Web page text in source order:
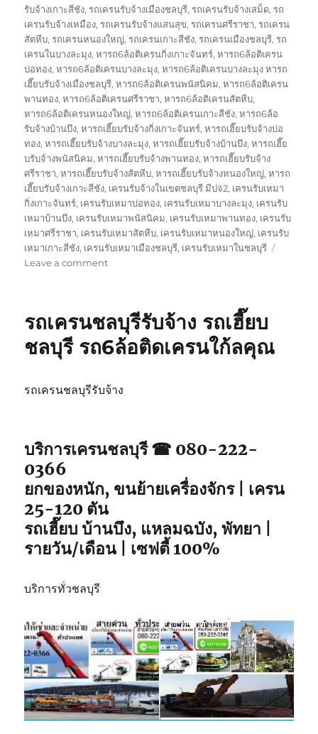
รับจ้างเกาะสีชัง,รถเครนรับจ้างเมืองชลบุรี,รถเครนรับจ้างเสม็ด,รถ
เครนรับจ้างเหมือง,รถเครนรับจ้างแสนสุข,รถเครนศรีราชา,รถเครน
สัตหีบ,รถเครนหนองใหญ่,รถเครนเกาะสีชัง,รถเครนเมืองชลบุรี,รถ
เครนในบางละมุง,หารถ6ล้อติเครนกิ่งเกาะจันทร์,หารถ6ล้อติเครน
บ่อทอง,หารถ6ล้อติเครนบางละมุง,หารถ6ล้อติเครนบางละมุง หารถ
เฮี๊ยบรับจ้างเมืองชลบุรี,หารถ6ล้อติเครนพนัสนิคม,หารถ6ล้อติเครน
พานทอง,หารถ6ล้อติเครนศรีราชา,หารถ6ล้อติเครนสัตหีบ,
หารถ6ล้อติเครนหนองใหญ่,หารถ6ล้อติเครนเกาะสีชัง,หารถ6ล้อ
รับจ้างบ้านบึง,หารถเฮี๊ยบรับจ้างกิ่งเกาะจันทร์,หารถเฮี๊ยบรับจ้างบ่อ
ทอง,หารถเฮี๊ยบรับจ้างบางละมุง,หารถเฮี๊ยบรับจ้างบ้านบึง,หารถเฮี๊ย
บรับจ้างพนัสนิคม,หารถเฮี๊ยบรับจ้างพานทอง,หารถเฮี๊ยบรับจ้าง
ศรีราชา,หารถเฮี๊ยบรับจ้างสัตหีบ,หารถเฮี๊ยบรับจ้างหนองใหญ่,หารถ
เฮี๊ยบรับจ้างเกาะสีชัง, เครนรับจ้างในเขตชลบุรี มีปจ2, เครนรับเหมา
กิ่งเกาะจันทร์, เครนรับเหมาบ่อทอง, เครนรับเหมาบางละมุง, เครนรับ
เหมาบ้านบึง, เครนรับเหมาพนัสนิคม, เครนรับเหมาพานทอง, เครนรับ
เหมาศรีราชา, เครนรับเหมาสัตหีบ, เครนรับเหมาหนองใหญ่, เครนรับ
เหมาเกาะสีชัง, เครนรับเหมาเมืองชลบุรี, เครนรับเหมาในชลบุรี
Leave a commenton
รับจ้าง
รถ
เฮี๊ยบ
รถ
จอด
รถเครนชลบุรีรับจ้าง รถเฮี๊ยบ
ชลบุรี รถ6ล้อติดเครนใก้ลคุณ
รถเครนชลบุรีรับจ้าง
บริการเครนชลบุรี ☎ 080-222-
0366
ยกของหนัก, ขนย้ายเครื่องจักร | เครน
25-120 ตัน
รถเฮี๊ยบ บ้านบึง, แหลมฉบัง, พัทยา |
รายวัน/เดือน | เซฟตี้ 100%
บริการทั่วชลบุรี